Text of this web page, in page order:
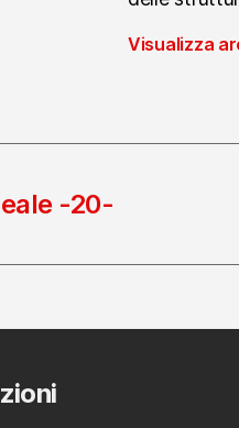
Visualizza
-20-